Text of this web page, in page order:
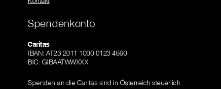
Spendenkonto
Caritas
IBAN: AT23 2011 1000 0123 4560
BIC: GIBAATWWXXX
Spenden an die Caritas sind in Österreich steuerlich